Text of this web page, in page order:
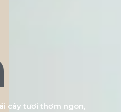
cây tươi thơm ngon,